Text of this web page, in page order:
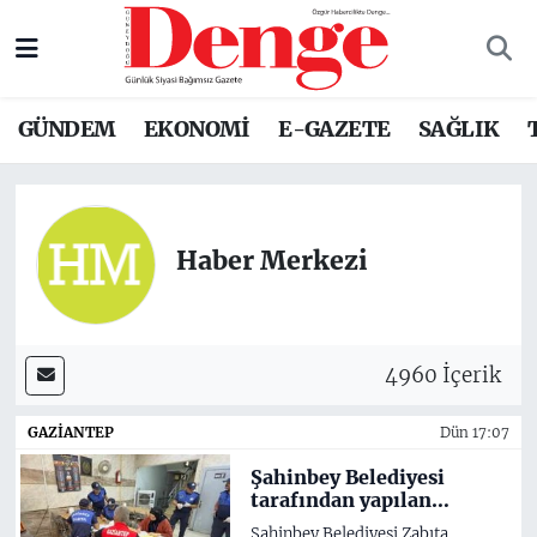
GÜNDEM EKONOMİ E-GAZETE SAĞLIK
Haber Merkezi
4960 İçerik
GAZIANTEP Dün 17:07
Şahinbey Belediyesi
tarafından yapılan
denetimlerde 703
Nöbetçi Eczaneler
Trafik Durumu
Süper Lig Puan Durumu ve Fikstür
Son Dakika Haberleri
Haber Arşivi